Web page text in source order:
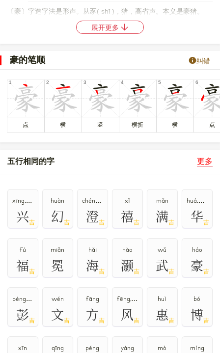
〔豪〕字造字法是形声。从豕( shǐ )，猪，高省声。本义是豪猪。
YRBO，五笔是YPEU ，YPGE
意文字 (基本汉字)
，10进制： 35946，UTF-32：
00008C6A，UTF-8：E8 B1 AA。
〔豪〕字在 《通用规范汉字表》 一级字表 3141
展开更多
豪的笔顺 纠错
点 横 竖 横折 横 点
五行相同的字 更多
xīng,xìng
兴吉
huàn
幻吉
chéng,dèng
澄吉
xǐ
禧吉
mǎn
满吉
huá,huà,huā
华吉
fú
福吉
miǎn
冕
hǎi
海吉
hào
灏吉
wǔ
武吉
háo
豪吉
péng,bāng
彭吉
wén
文吉
fāng
方吉
fēng,fěng
风吉
huì
惠吉
bó
博吉
xīn qīng péng yáng mò míng